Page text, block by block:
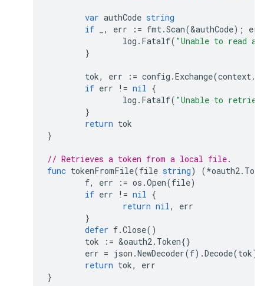
var authCode string
if
, err := fmt.Scan(&authCode);
err
log . Fatalf( "Unable to read
}
tok, err := config .Exchange(context.
if err != nil {
log . Fatalf( "Unable to
}
return tok
}
// Retrieves a token from a local file.
func tokenFromFile(file string) (*oauth2.
f, err := os .Open(file)
if err != nil {
return nil,
err
}
defer f.Close()
tok
:= &oauth2. Token{}
err = json .NewDecoder(f).Decode(tok)
return tok,
err
}